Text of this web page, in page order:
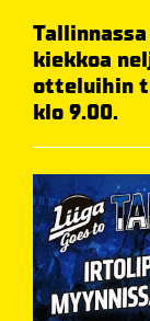
kiekkoa
otteluihin
klo 9.00.